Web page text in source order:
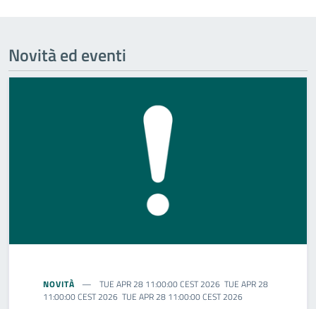
Novità ed eventi
NOVITÀ
TUE APR 28 11:00:00 CEST 2026 TUE APR 28
11:00:00 CEST 2026 TUE APR 28 11:00:00 CEST 2026